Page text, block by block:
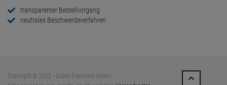
transparenter Bestellvorgang
neutrales Beschwerdeverfahren
Copyright © 2022 - Quant Electronic GmbH